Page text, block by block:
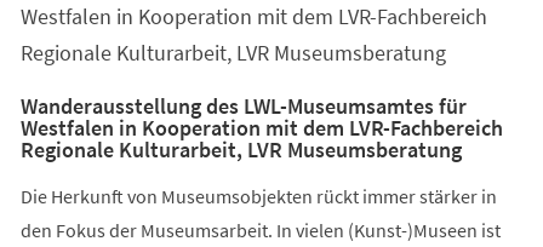
Westfalen in Kooperation mit dem LVR-Fachbereich
Regionale Kulturarbeit, LVR Museumsberatung
Wanderausstellung des LWL-Museumsamtes für
Westfalen in Kooperation mit dem LVR-Fachbereich
Regionale Kulturarbeit, LVR Museumsberatung
Die Herkunft von Museumsobjekten rückt immer stärker in
den Fokus der Museumsarbeit. In vielen (Kunst-)Museen ist